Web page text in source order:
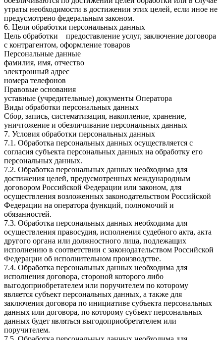
утраты необходимости в достижении этих целей, если иное не
предусмотрено федеральным законом.
6. Цели обработки персональных данных
Цель обработки предоставление услуг, заключение договора
с контрагентом, оформление товаров
Персональные данные
фамилия, имя, отчество
электронный адрес
номера телефонов
Правовые основания
уставные (учредительные) документы Оператора
Виды обработки персональных данных
Сбор, запись, систематизация, накопление, хранение,
уничтожение и обезличивание персональных данных
7. Условия обработки персональных данных
7.1. Обработка персональных данных осуществляется с
согласия субъекта персональных данных на обработку его
персональных данных.
7.2. Обработка персональных данных необходима для
достижения целей, предусмотренных международным
договором Российской Федерации или законом, для
осуществления возложенных законодательством Российской
Федерации на оператора функций, полномочий и
обязанностей.
7.3. Обработка персональных данных необходима для
осуществления правосудия, исполнения судебного акта, акта
другого органа или должностного лица, подлежащих
исполнению в соответствии с законодательством Российской
Федерации об исполнительном производстве.
7.4. Обработка персональных данных необходима для
исполнения договора, стороной которого либо
выгодоприобретателем или поручителем по которому
является субъект персональных данных, а также для
заключения договора по инициативе субъекта персональных
данных или договора, по которому субъект персональных
данных будет являться выгодоприобретателем или
поручителем.